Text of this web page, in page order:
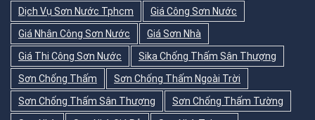
Dịch Vụ Sơn Nước Tphcm
Giá Công Sơn Nước
Giá Nhân Công Sơn Nước
Giá Sơn Nhà
Giá Thi Công Sơn Nước
Sika Chống Thấm Sân Thượng
Sơn Chống Thấm
Sơn Chống Thấm Ngoài Trời
Sơn Chống Thấm Sân Thượng
Sơn Chống Thấm Tường